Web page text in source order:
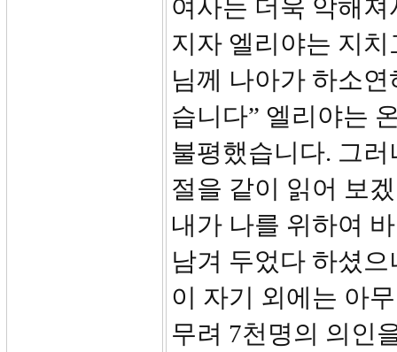
여사는 더욱 악해
지자 엘리야는 지
님께 나아가 하소
습니다” 엘리야는
불평했습니다. 그
절을 같이 읽어 보
내가 나를 위하여
남겨 두었다 하셨
이 자기 외에는 아
무려 7천명의 의인